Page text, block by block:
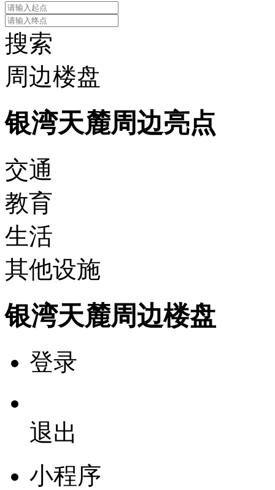
搜索
周边楼盘
银湾天麓周边亮点
交通
教育
生活
其他设施
银湾天麓周边楼盘
登录
退出
小程序